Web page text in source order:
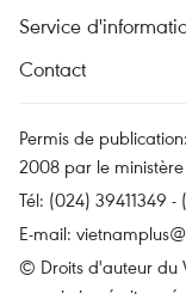
Service
Contact
Permis de
2008 par le
Tél: (024) 39411349 -
E-mail:
© Droits d'auteur du